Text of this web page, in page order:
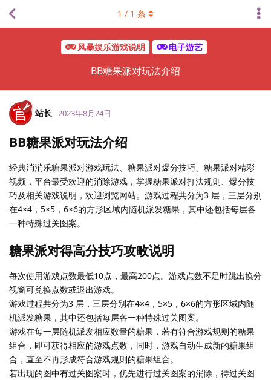
风暴娱乐游戏说明 电子游艺
BB糖果派对玩法介绍
1 / 1 条
站长 2023年8月24日
BB糖果派对玩法介绍
经典消消乐糖果派对游戏玩法、糖果派对爆分技巧、糖果派对精彩
视频，平台最受欢迎的消除游戏，掌握糖果派对打法规则、爆分技
巧及相关游戏说明，欢迎浏览网站。游戏过程共分为3 层，三层分别
在4×4，5×5，6×6的方形区域内随机派发糖果，其中还包括每层各
一种特殊过关图案。
糖果派对得高分技巧攻畋说明
每次使用游戏点数最低10点，最高200点。游戏点数不足时跳出换分
视窗可兑换点数或退出游戏。
游戏过程共分为3 层，三层分别在4×4，5×5，6×6的方形区域内随
机派发糖果，其中还包括每层各一种特殊过关图案。
游戏在每一层随机派发相应数量的糖果，若有符合游戏规则的糖果
组合，即可获得相应的游戏点数，同时，游戏自动生成新的糖果组
合，直至不再形成符合游戏规则的糖果组合。
若出现的图中有过关图案时，优先进行过关图案的消除，待过关图